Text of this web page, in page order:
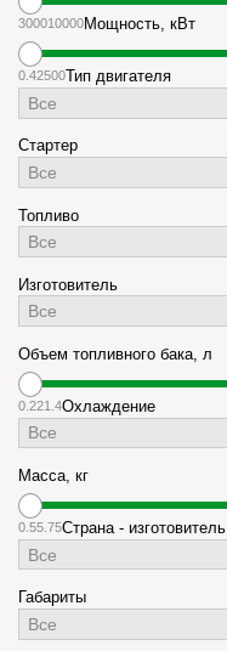
300010000Мощность, кВт
0.42500 Тип двигателя
Стартер
Топливо
Изготовитель
Объем топливного бака, л
0.221.4Охлаждение
Масса, кг
0.55.75Страна - изготовитель
Габариты